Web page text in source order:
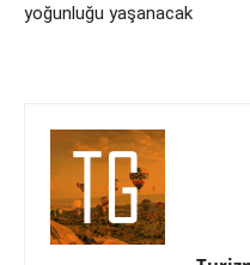
yoğunluğu yaşanacak